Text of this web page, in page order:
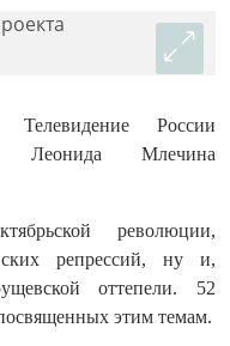
Телевидение России
Леонида Млечина
революции,
репрессий, ну и,
оттепели. 52
этим темам.